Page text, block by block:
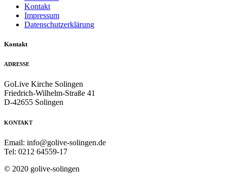
Kontakt
Impressum
Datenschutzerklärung
Kontakt
ADRESSE
GoLive Kirche Solingen
Friedrich-Wilhelm-Straße 41
D-42655 Solingen
KONTAKT
Email: info@golive-solingen.de
Tel: 0212 64559-17
© 2020 golive-solingen